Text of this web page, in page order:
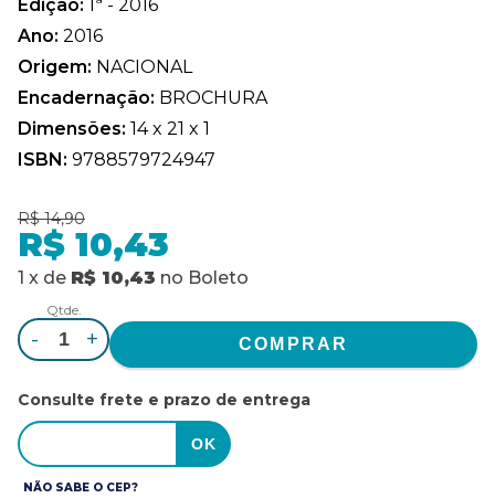
Edição: 1ª - 2016
Ano: 2016
Origem: NACIONAL
Encadernação: BROCHURA
Dimensões: 14 x 21 x 1
ISBN: 9788579724947
R$ 14,90
R$ 10,43
1 x de R$ 10,43 no Boleto
Qtde.
- +
Consulte frete e prazo de entrega
NÃO SABE O CEP?